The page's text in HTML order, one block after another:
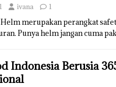
ivana 1
merupakan perangkat
Punya helm jangan cuma
Indonesia Berusia